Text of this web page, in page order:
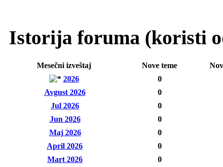
Istorija foruma (koristi
Mesečni izveštaj Nove teme
2026
0
Avgust 2026
0
Jul 2026
0
Jun 2026
0
Maj 2026
0
April 2026
0
Mart 2026
0